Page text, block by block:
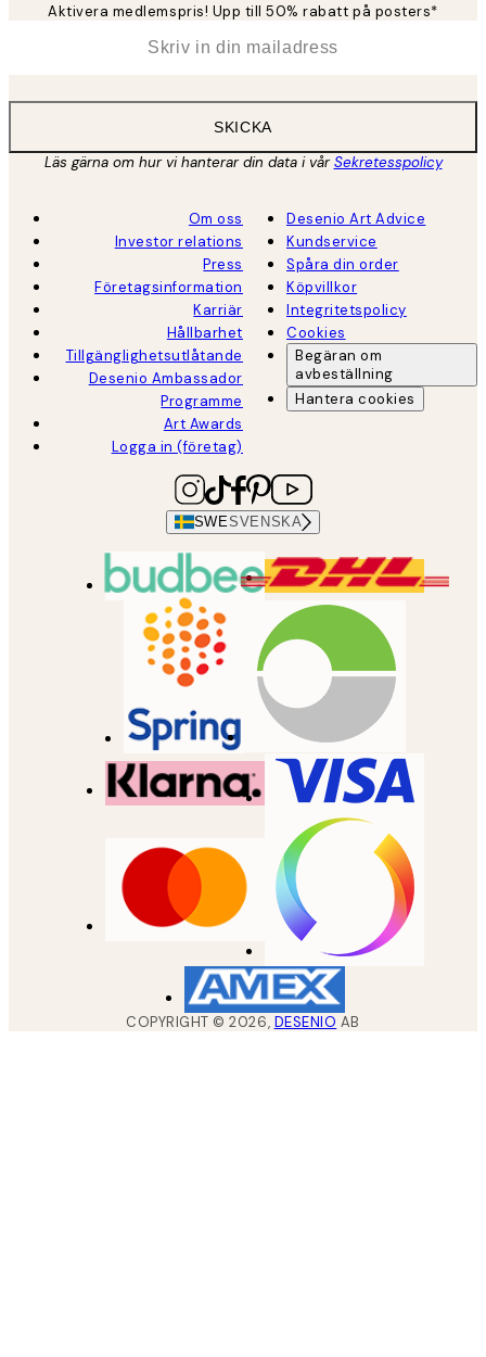
Aktivera medlemspris! Upp till 50% rabatt på posters*
SKICKA
Läs gärna om hur vi hanterar din data i vårSekretesspolicy
Om oss
Investor relations
Press
Företagsinformation
Karriär
Hållbarhet
Tillgänglighetsutlåtande
Desenio Ambassador
Programme
Art Awards
Logga in (företag)
Desenio Art Advice
Kundservice
Spåra din order
Köpvillkor
Integritetspolicy
Cookies
Begäran om
avbeställning
Hantera cookies
SWESVENSKA
COPYRIGHT ©2026, DESENIO AB